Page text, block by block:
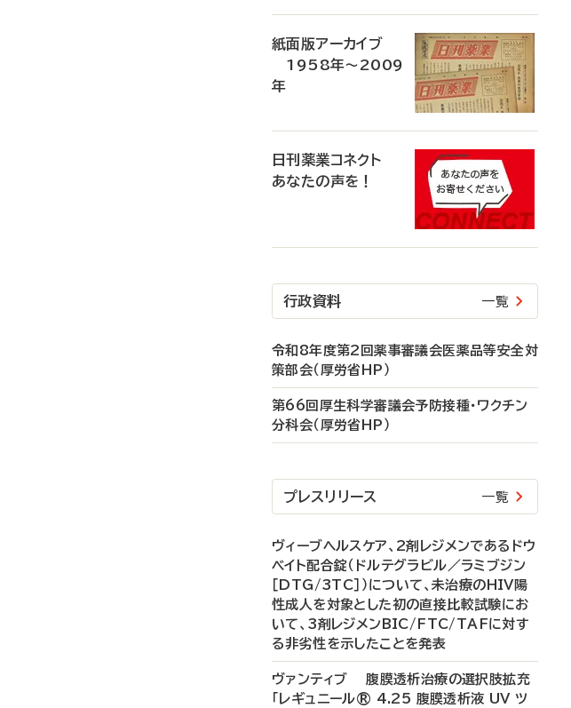
紙面版アーカイブ
1958年～2009
年
日刊薬業コネクト
あなたの声を！
行政資料 一覧
令和8年度第2回薬事審議会医薬品等安全対
策部会（厚労省HP）
第66回厚生科学審議会予防接種・ワクチン
分科会（厚労省HP）
プレスリリース 一覧
ヴィーブヘルスケア、2剤レジメンであるドウ
ベイト配合錠（ドルテグラビル／ラミブジン
［DTG/3TC］）について、未治療のHIV陽
性成人を対象とした初の直接比較試験にお
いて、3剤レジメンBIC/FTC/TAFに対す
る非劣性を示したことを発表
ヴァンティブ 腹膜透析治療の選択肢拡充
「レギュニール® 4.25 腹膜透析液 UV ツ